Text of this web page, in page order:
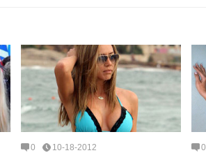
0 10-18-2012 0